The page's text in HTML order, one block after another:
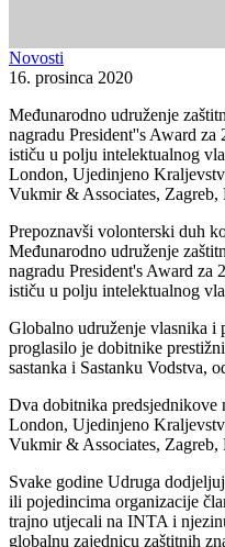
Novosti
16. prosinca 2020
Međunarodno udruženje
nagradu President''s Award
ističu u polju intelektualnog
London, Ujedinjeno
Vukmir & Associates, Zagreb,
Prepoznavši volonterski duh
Međunarodno udruženje
nagradu President's Award za
ističu u polju intelektualnog
Globalno udruženje vlasnika i
proglasilo je dobitnike
sastanka i Sastanku Vodstva,
Dva dobitnika predsjednikove
London, Ujedinjeno
Vukmir & Associates, Zagreb,
Svake godine Udruga
ili pojedincima organizacije
trajno utjecali na INTA i
globalnu zajednicu zaštitnih